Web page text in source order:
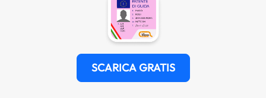
SCARICA GRATIS